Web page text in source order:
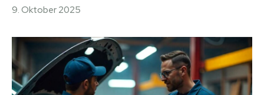
9. Oktober 2025